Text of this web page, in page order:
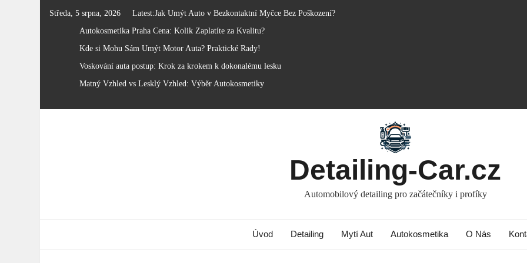
Středa, 5 srpna, 2026 Latest:Jak Umýt Auto v Bezkontaktní Myčce Bez Poškození?
Autokosmetika Praha Cena: Kolik Zaplatíte za Kvalitu?
Kde si Mohu Sám Umýt Motor Auta? Praktické Rady!
Voskování auta postup: Krok za krokem k dokonalému lesku
Matný Vzhled vs Lesklý Vzhled: Výběr Autokosmetiky
Detailing-Car.cz
Automobilový detailing pro začátečníky i profíky
Úvod Detailing Mytí Aut Autokosmetika O Nás